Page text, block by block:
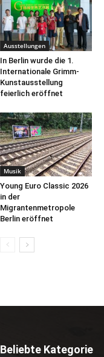
Ausstellungen
In Berlin wurde die 1.
Internationale Grimm-
Kunstausstellung
feierlich eröffnet
Musik
Young Euro Classic 2026
in der
Migrantenmetropole
Berlin eröffnet
Beliebte Kategorie